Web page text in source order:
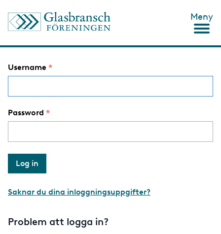
Meny
Username
Password
Saknar du dina inloggningsuppgifter?
Problem att logga in?